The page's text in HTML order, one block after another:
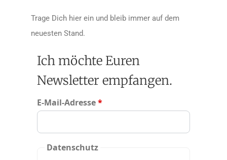
Trage Dich hier ein und bleib immer auf dem
neuesten Stand.
Ich möchte Euren
Newsletter empfangen.
E-Mail-Adresse*
Datenschutz